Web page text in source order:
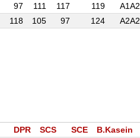
97 111 117 119 A1A2
118 105 97 124 A2A2
DPR SCS SCE B.Kasein